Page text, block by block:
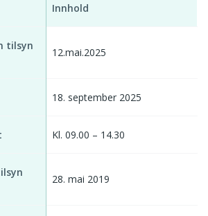
Innhold
tilsyn
12.mai.2025
18. september 2025
Kl. 09.00 – 14.30
28. mai 2019